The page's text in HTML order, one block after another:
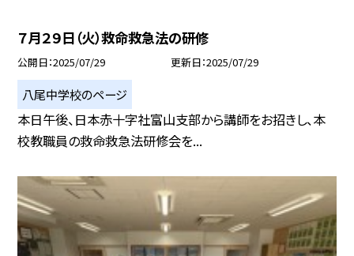
７月２９日（火）救命救急法の研修
公開日 2025/07/29 更新日 2025/07/29
八尾中学校のページ
本日午後、日本赤十字社富山支部から講師をお招きし、本
校教職員の救命救急法研修会を...